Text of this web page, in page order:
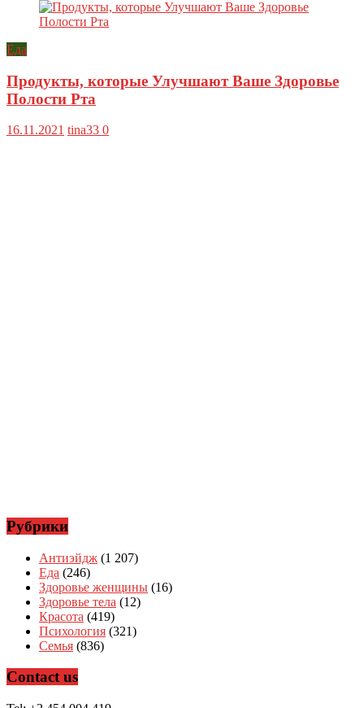
Еда
Продукты, которые Улучшают Ваше Здоровье
Полости Рта
16.11.2021 tina33 0
Рубрики
Антиэйдж (1 207)
Еда (246)
Здоровье женщины (16)
Здоровье тела (12)
Красота (419)
Психология (321)
Семья (836)
Contact us